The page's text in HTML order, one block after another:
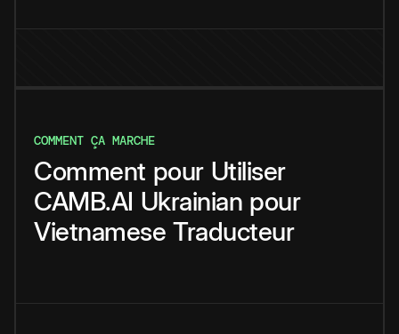
COMMENT ÇA MARCHE
Comment pour Utiliser
CAMB.AI Ukrainian pour
Vietnamese Traducteur